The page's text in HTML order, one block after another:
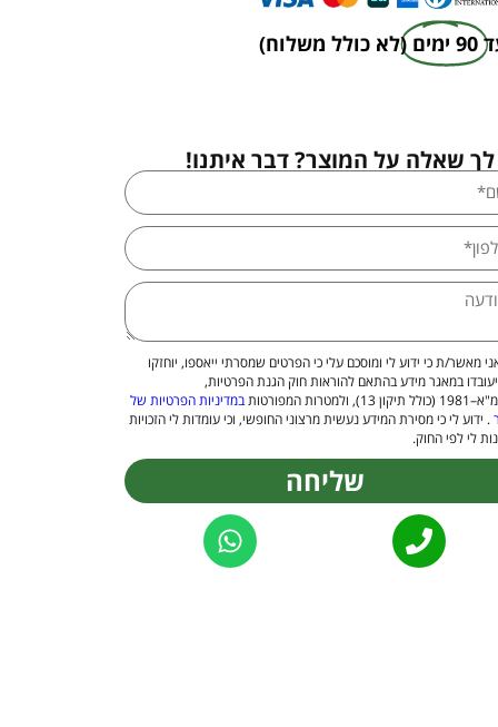
90 ימים (לא כולל משלוח)
שאלה על המוצר? דבר איתנו!
מאשר/ת כי ידוע לי ומוסכם עלי כי הפרטים שמסרתי ייאספו, יוחזקו
במאגר מידע בהתאם להוראות חוק הגנת הפרטיות,
ולמטרות המפורטות
במדיניות הפרטיות של
. ידוע לי כי מסירת המידע נעשית מרצוני החופשי, וכי עומדות לי הזכויות
לי לפי החוק.
שליחה